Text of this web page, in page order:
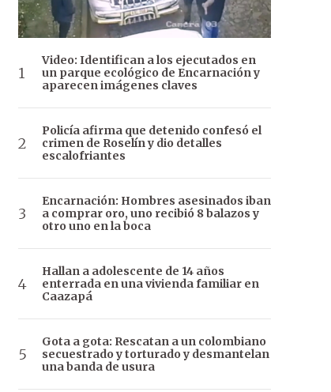
Video: Identifican a los ejecutados en
un parque ecológico de Encarnación y
aparecen imágenes claves
Policía afirma que detenido confesó el
crimen de Roselín y dio detalles
escalofriantes
Encarnación: Hombres asesinados iban
a comprar oro, uno recibió 8 balazos y
otro uno en la boca
Hallan a adolescente de 14 años
enterrada en una vivienda familiar en
Caazapá
Gota a gota: Rescatan a un colombiano
secuestrado y torturado y desmantelan
una banda de usura